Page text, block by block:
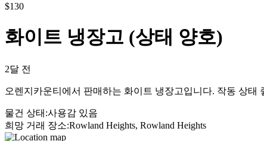
$130
화이트 냉장고 (상태 양호)
2달 전
오렌지카운티에서 판매하는 화이트 냉장고입니다. 작동 상
물건 상태 :사용감 있음
희망 거래 장소:Rowland Heights, Rowland Heights